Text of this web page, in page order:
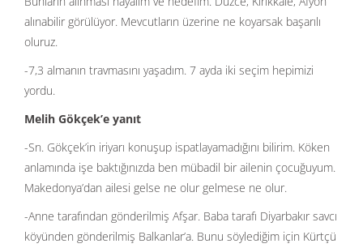
alınabilir görülüyor. Mevcutların üzerine ne koyarsak başarılı
oluruz.
-7,3 almanın travmasını yaşadım. 7 ayda iki seçim hepimizi
yordu.
Melih Gökçek’e yanıt
-Sn. Gökçek’in iriyarı konuşup ispatlayamadığını bilirim. Köken
anlamında işe baktığınızda ben mübadil bir ailenin çocuğuyum.
Makedonya’dan ailesi gelse ne olur gelmese ne olur.
-Anne tarafından gönderilmiş Afşar. Baba tarafı Diyarbakır savcı
köyünden gönderilmiş Balkanlar’a. Bunu söylediğim için Kürtçü